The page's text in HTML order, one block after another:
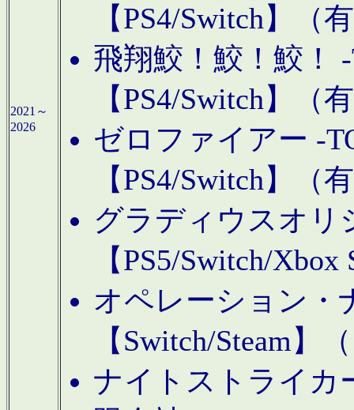
2021～
2026
【PS4/Switch】（
飛翔鮫！鮫！鮫！
【PS4/Switch】（
ゼロファイアー -
【PS4/Switch】（
グラディウスオリ
【PS5/Switch/
オペレーション・
【Switch/Steam】
ナイトストライカ